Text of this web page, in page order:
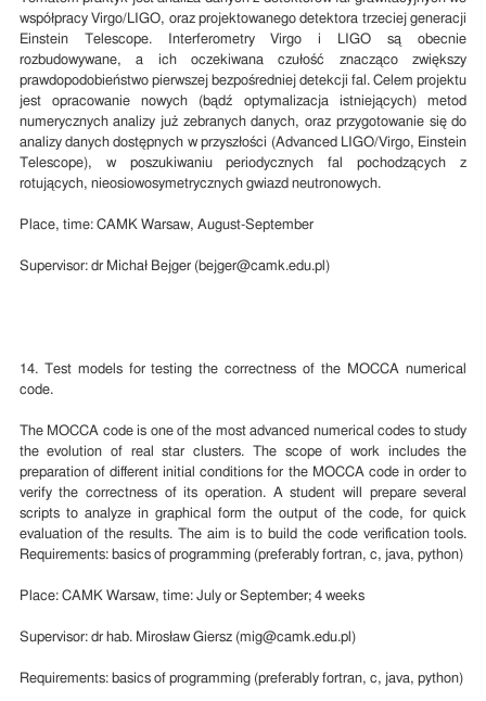
współpracy Virgo/LIGO, oraz projektowanego detektora trzeciej generacji
Einstein Telescope. Interferometry Virgo i LIGO są obecnie
rozbudowywane, a ich oczekiwana czułość znacząco zwiększy
prawdopodobieństwo pierwszej bezpośredniej detekcji fal. Celem projektu
jest opracowanie nowych (bądź optymalizacja istniejących) metod
numerycznych analizy już zebranych danych, oraz przygotowanie się do
analizy danych dostępnych w przyszłości (Advanced LIGO/Virgo, Einstein
Telescope), w poszukiwaniu periodycznych fal pochodzących z
rotujących, nieosiowosymetrycznych gwiazd neutronowych.
Place, time: CAMK Warsaw, August-September
Supervisor: dr Michał Bejger (bejger@camk.edu.pl)
14. Test models for testing the correctness of the MOCCA numerical
code.
The MOCCA code is one of the most advanced numerical codes to study
the evolution of real star clusters. The scope of work includes the
preparation of different initial conditions for the MOCCA code in order to
verify the correctness of its operation. A student will prepare several
scripts to analyze in graphical form the output of the code, for quick
evaluation of the results. The aim is to build the code verification tools.
Requirements: basics of programming (preferably fortran, c, java, python)
Place: CAMK Warsaw, time: July or September; 4 weeks
Supervisor: dr hab. Mirosław Giersz (mig@camk.edu.pl)
Requirements: basics of programming (preferably fortran, c, java, python)